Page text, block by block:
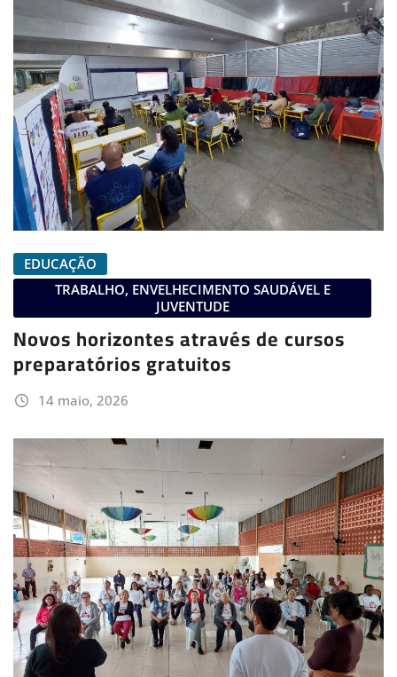
EDUCAÇÃO
TRABALHO, ENVELHECIMENTO SAUDÁVEL E
JUVENTUDE
Novos horizontes através de cursos
preparatórios gratuitos
14 maio, 2026